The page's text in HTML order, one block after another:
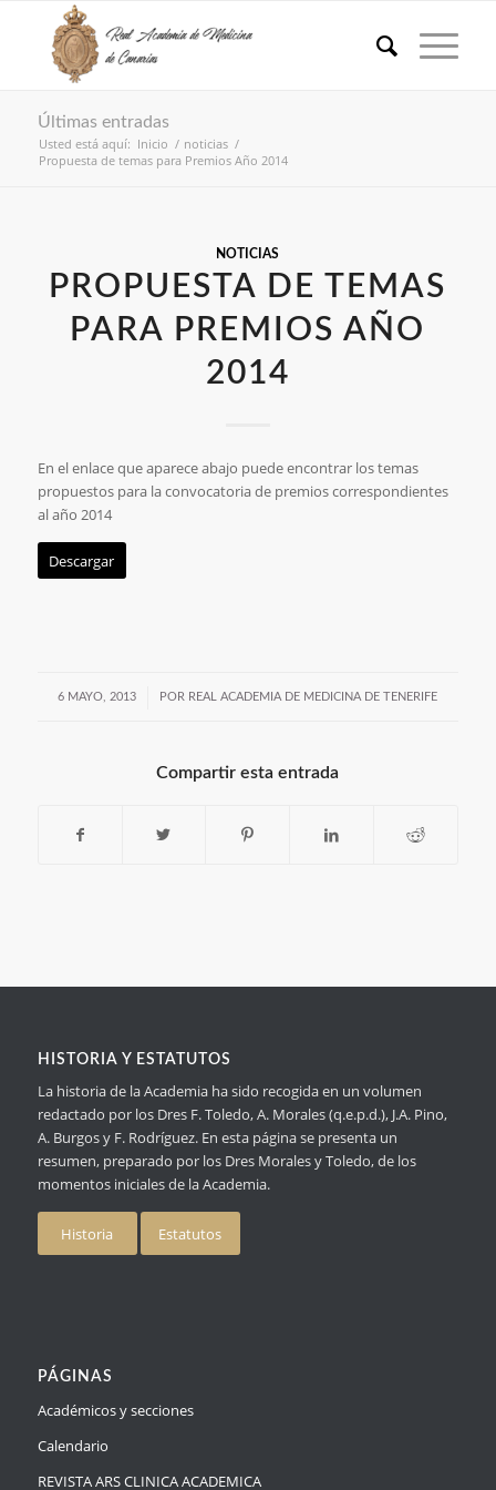
Últimas entradas
Usted está aquí: Inicio / noticias /
Propuesta de temas para Premios Año 2014
NOTICIAS
PROPUESTA DE TEMAS
PARA PREMIOS AÑO
2014
En el enlace que aparece abajo puede encontrar los temas
propuestos para la convocatoria de premios correspondientes
al año 2014
Descargar
6 MAYO, 2013
/ POR REAL ACADEMIA DE MEDICINA DE TENERIFE
Compartir esta entrada
HISTORIA Y ESTATUTOS
La historia de la Academia ha sido recogida en un volumen
redactado por los Dres F. Toledo, A. Morales (q.e.p.d.), J.A. Pino,
A. Burgos y F. Rodríguez. En esta página se presenta un
resumen, preparado por los Dres Morales y Toledo, de los
momentos iniciales de la Academia.
Historia Estatutos
PÁGINAS
Académicos y secciones
Calendario
REVISTA ARS CLINICA ACADEMICA